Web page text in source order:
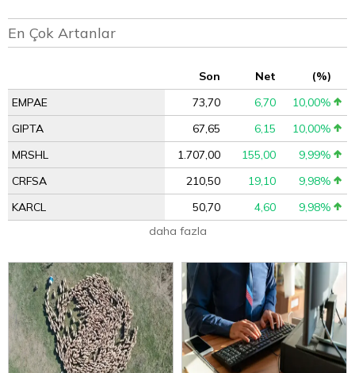
En Çok Artanlar
Son Net
(%)
EMPAE
73,70 6,70
10,00%
GIPTA
67,65 6,15
10,00%
MRSHL
1.707,00 155,00
9,99%
CRFSA
210,50 19,10
9,98%
KARCL
50,70 4,60
9,98%
daha fazla